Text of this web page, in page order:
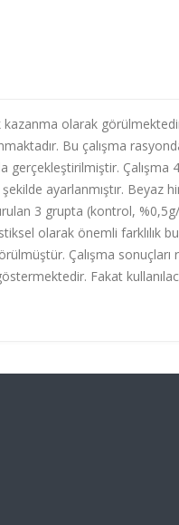
olarak
Bu çalışma
gerçekleştirilmiştir. Çalışma
ayarlanmıştır. Beyaz
3 grupta (kontrol, %0,5g/
olarak önemli farklılık
Çalışma
Fakat